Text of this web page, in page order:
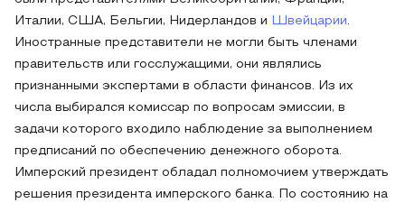
Италии, США, Бельгии, Нидерландов и
Швейцарии.
Иностранные представители не могли быть членами
правительств или госслужащими, они являлись
признанными экспертами в области финансов. Из их
числа выбирался комиссар по вопросам эмиссии, в
задачи которого входило наблюдение за выполнением
предписаний по обеспечению денежного оборота.
Имперский президент обладал полномочием утверждать
решения президента имперского банка. По состоянию на